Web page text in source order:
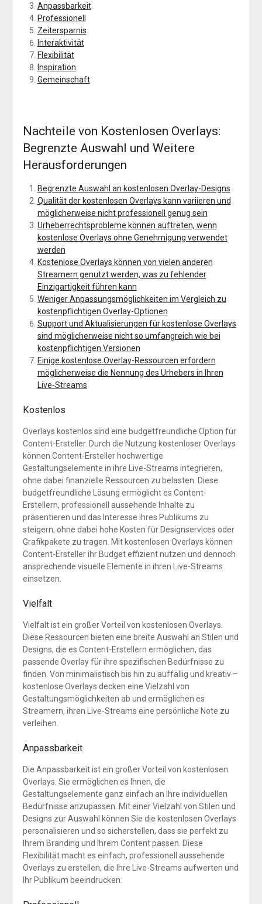
Anpassbarkeit
Professionell
Zeitersparnis
Interaktivität
Flexibilität
Inspiration
Gemeinschaft
Nachteile von Kostenlosen Overlays:
Begrenzte Auswahl und Weitere
Herausforderungen
Begrenzte Auswahl an kostenlosen Overlay-Designs
Qualität der kostenlosen Overlays kann variieren und
möglicherweise nicht professionell genug sein
Urheberrechtsprobleme können auftreten, wenn
kostenlose Overlays ohne Genehmigung verwendet
werden
Kostenlose Overlays können von vielen anderen
Streamern genutzt werden, was zu fehlender
Einzigartigkeit führen kann
Weniger Anpassungsmöglichkeiten im Vergleich zu
kostenpflichtigen Overlay-Optionen
Support und Aktualisierungen für kostenlose Overlays
sind möglicherweise nicht so umfangreich wie bei
kostenpflichtigen Versionen
Einige kostenlose Overlay-Ressourcen erfordern
möglicherweise die Nennung des Urhebers in Ihren
Live-Streams
Kostenlos
Overlays kostenlos sind eine budgetfreundliche Option für
Content-Ersteller. Durch die Nutzung kostenloser Overlays
können Content-Ersteller hochwertige
Gestaltungselemente in ihre Live-Streams integrieren,
ohne dabei finanzielle Ressourcen zu belasten. Diese
budgetfreundliche Lösung ermöglicht es Content-
Erstellern, professionell aussehende Inhalte zu
präsentieren und das Interesse ihres Publikums zu
steigern, ohne dabei hohe Kosten für Designservices oder
Grafikpakete zu tragen. Mit kostenlosen Overlays können
Content-Ersteller ihr Budget effizient nutzen und dennoch
ansprechende visuelle Elemente in ihren Live-Streams
einsetzen.
Vielfalt
Vielfalt ist ein großer Vorteil von kostenlosen Overlays.
Diese Ressourcen bieten eine breite Auswahl an Stilen und
Designs, die es Content-Erstellern ermöglichen, das
passende Overlay für ihre spezifischen Bedürfnisse zu
finden. Von minimalistisch bis hin zu auffällig und kreativ –
kostenlose Overlays decken eine Vielzahl von
Gestaltungsmöglichkeiten ab und ermöglichen es
Streamern, ihren Live-Streams eine persönliche Note zu
verleihen.
Anpassbarkeit
Die Anpassbarkeit ist ein großer Vorteil von kostenlosen
Overlays. Sie ermöglichen es Ihnen, die
Gestaltungselemente ganz einfach an Ihre individuellen
Bedürfnisse anzupassen. Mit einer Vielzahl von Stilen und
Designs zur Auswahl können Sie die kostenlosen Overlays
personalisieren und so sicherstellen, dass sie perfekt zu
Ihrem Branding und Ihrem Content passen. Diese
Flexibilität macht es einfach, professionell aussehende
Overlays zu erstellen, die Ihre Live-Streams aufwerten und
Ihr Publikum beeindrucken.